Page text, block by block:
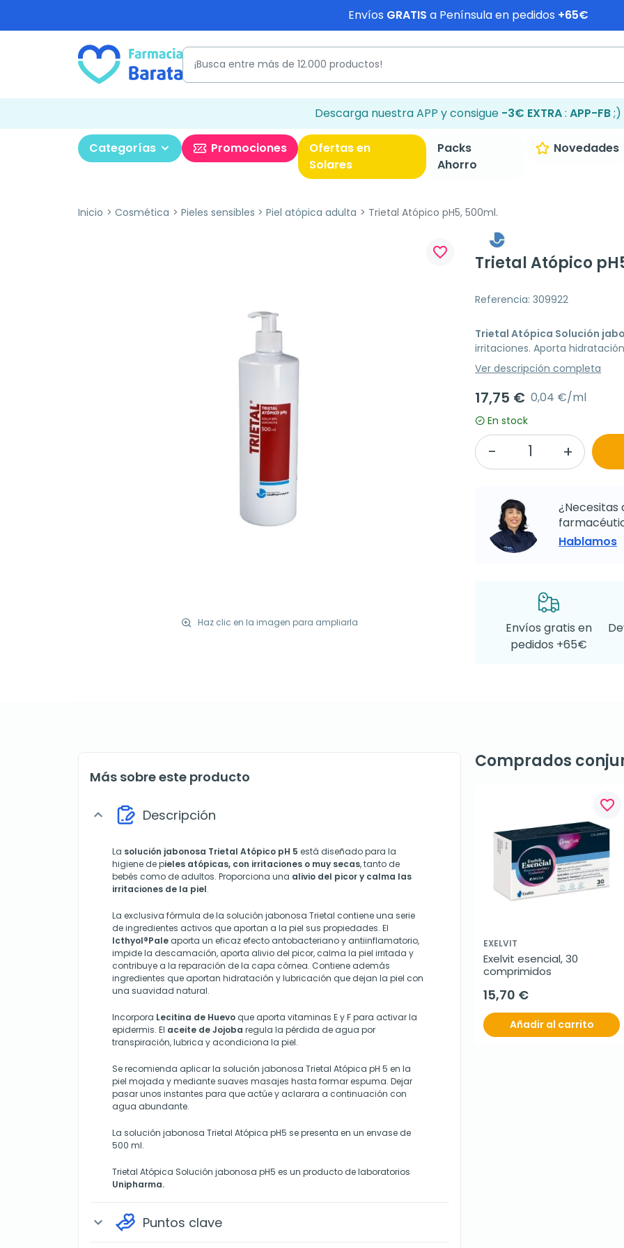
Envíos GRATIS a Península en pedidos +65€
Descarga nuestra APP y consigue -3€ EXTRA: APP-FB;)
Categorías Promociones
Ofertas en
Solares
Packs
Ahorro
Novedades
Inicio Cosmética Pieles sensibles Piel atópica adulta Trietal Atópico pH5, 500ml.
Haz clic en la imagen para ampliarla
favorite_border
Trietal Atópico
Referencia: 309922
Trietal Atópica Solución
irritaciones. Aporta
Ver descripción completa
17,75 € 0,04 €/ml
En stock
¿Necesitas
Hablamos
Envíos gratis en
pedidos +65€
Más sobre este producto
expand_more Descripción
La solución jabonosa Trietal Atópico pH 5 está diseñado para la
higiene de pieles atópicas, con irritaciones o muy secas, tanto de
bebés como de adultos. Proporciona una alivio del picor y calma las
irritaciones de la piel.
La exclusiva fórmula de la solución jabonosa Trietal contiene una serie
de ingredientes activos que aportan a la piel sus propiedades. El
Icthyol®Pale aporta un eficaz efecto antobacteriano y antiinflamatorio,
impide la descamación, aporta alivio del picor, calma la piel irritada y
contribuye a la reparación de la capa córnea. Contiene además
ingredientes que aportan hidratación y lubricación que dejan la piel con
una suavidad natural.
Incorpora Lecitina de Huevo que aporta vitaminas E y F para activar la
epidermis. El aceite de Jojoba regula la pérdida de agua por
transpiración, lubrica y acondiciona la piel.
Se recomienda aplicar la solución jabonosa Trietal Atópica pH 5 en la
piel mojada y mediante suaves masajes hasta formar espuma. Dejar
pasar unos instantes para que actúe y aclarara a continuación con
agua abundante.
La solución jabonosa Trietal Atópica pH5 se presenta en un envase de
500 ml.
Trietal Atópica Solución jabonosa pH5 es un producto de laboratorios
Unipharma.
expand_more Puntos clave
Comprados
favorite_border
EXELVIT
Exelvit esencial, 30
comprimidos
15,70 €
Añadir al carrito